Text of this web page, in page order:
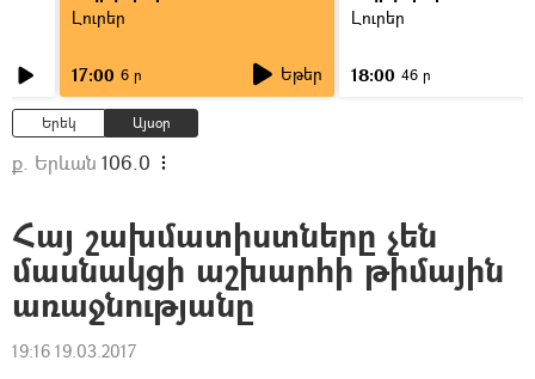
Լուրեր
17:00 6 ր Եթեր
Լուրեր
18:00 46 ր
Երեկ Այսօր
ք. Երևան 106.0
Հայ շախմատիստները չեն
մասնակցի աշխարհի թիմային
առաջնությանը
19:16 19.03.2017